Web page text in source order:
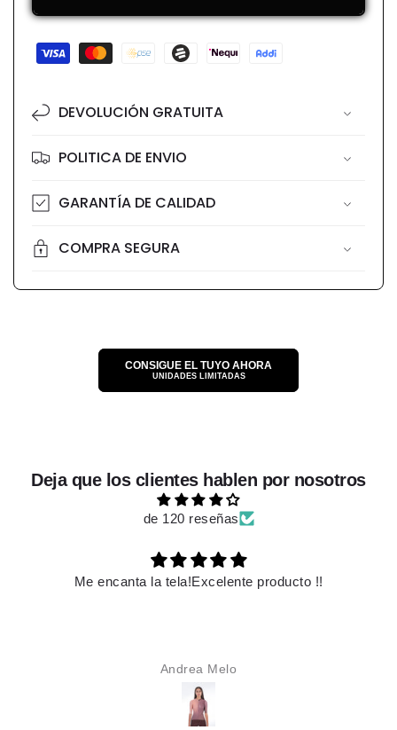
Formas
de
DEVOLUCIÓN GRATUITA
POLITICA DE ENVIO
GARANTÍA DE CALIDAD
COMPRA SEGURA
CONSIGUE EL TUYO AHORA
UNIDADES LIMITADAS
Deja que los clientes hablen por nosotros
de 120 reseñas
producto !! Es hermoso